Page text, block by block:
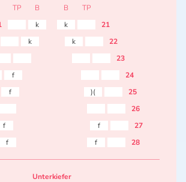
TP B B
TP
k k
21
k k
22
23
f
24
f )(
25
26
f f
27
f f 28
Unterkiefer